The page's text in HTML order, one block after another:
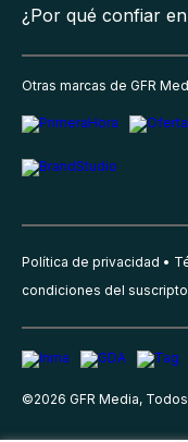
¿Por qué confiar
Otras marcas de GFR
Política de privacidad
condiciones del
©2026 GFR Media,